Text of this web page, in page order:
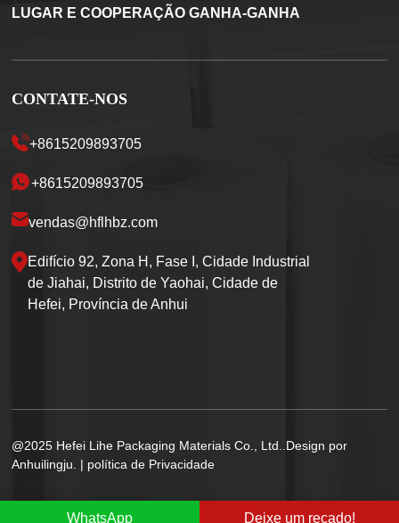
LUGAR E COOPERAÇÃO GANHA-GANHA
CONTATE-NOS
+8615209893705
+8615209893705
vendas@hflhbz.com
Edifício 92, Zona H, Fase I, Cidade Industrial
de Jiahai, Distrito de Yaohai, Cidade de
Hefei, Província de Anhui
@2025 Hefei Lihe Packaging Materials Co., Ltd..Design por
Anhuilingju. | política de Privacidade
WhatsApp Deixe um recado!